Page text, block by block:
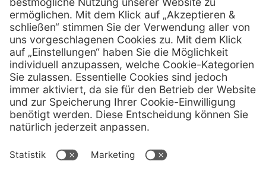
kometdental.de
Shop
Kontakt
Impressum
Datenschutz